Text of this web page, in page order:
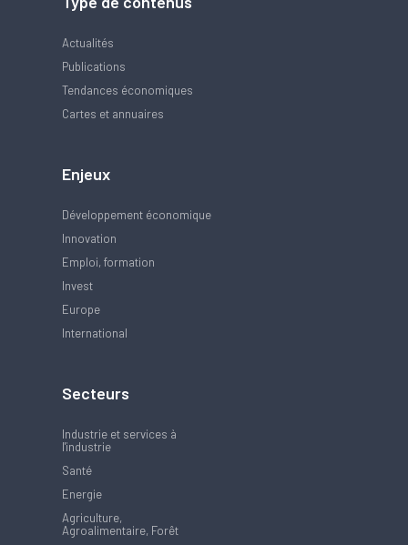
Actualités
Publications
Tendances économiques
Cartes et annuaires
Enjeux
Développement économique
Innovation
Emploi, formation
Invest
Europe
International
Secteurs
Industrie et services à
l'industrie
Santé
Energie
Agriculture,
Agroalimentaire, Forêt